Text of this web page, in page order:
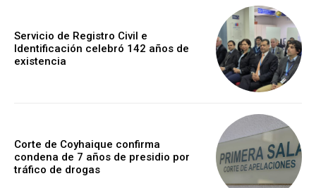
Servicio de Registro Civil e
Identificación celebró 142 años de
existencia
Corte de Coyhaique confirma
condena de 7 años de presidio por
tráfico de drogas